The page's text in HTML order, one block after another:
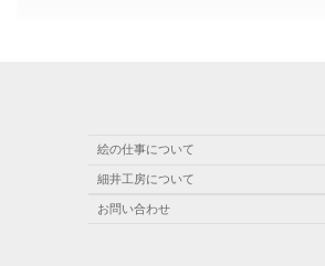
絵の仕事について
細井工房について
お問い合わせ